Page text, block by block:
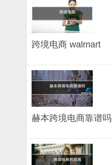
跨境电商 walmart
赫本跨境电商靠谱吗